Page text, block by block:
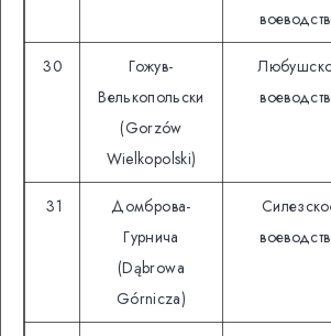
30
Гожув-
Велькопольски
(Gorzów
Wielkopolski)
31
Домброва-
Гурнича
(Dąbrowa
Górnicza)